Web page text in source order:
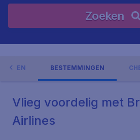
Zoeken
BESTEMMINGEN
Vlieg voordelig met
Airlines